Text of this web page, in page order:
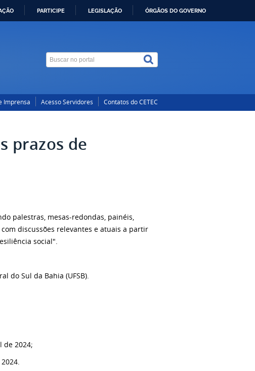
PARTICIPE LEGISLAÇÃO ÓRGÃOS DO GOVERNO
Imprensa Acesso Servidores Contatos do CETEC
prazos de
palestras, mesas-redondas, painéis,
discussões relevantes e atuais a partir
social".
do Sul da Bahia (UFSB).
de 2024;